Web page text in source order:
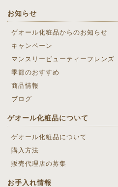
お知らせ
ゲオール化粧品からのお知らせ
キャンペーン
マンスリービューティーフレンズ
季節のおすすめ
商品情報
ブログ
ゲオール化粧品について
ゲオール化粧品について
購入方法
販売代理店の募集
お手入れ情報